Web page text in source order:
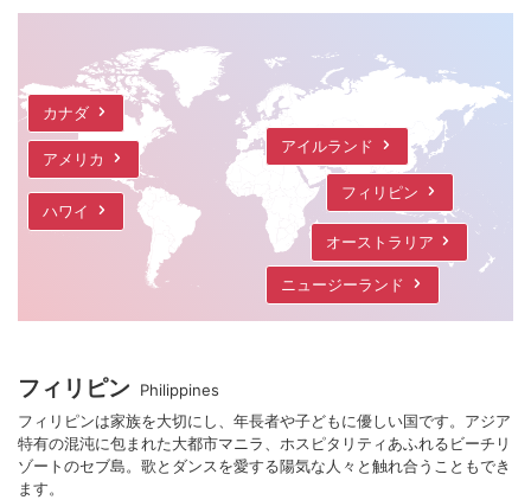
フィリピン
オーストラリア
カナダ
アメリカ
ハワイ
マルタ
ニュージーランド
アイルランド
フィリピン
Philippines
フィリピンは家族を大切にし、年長者や子どもに優しい国です。アジア
特有の混沌に包まれた大都市マニラ、ホスピタリティあふれるビーチリ
ゾートのセブ島。歌とダンスを愛する陽気な人々と触れ合うこともでき
ます。